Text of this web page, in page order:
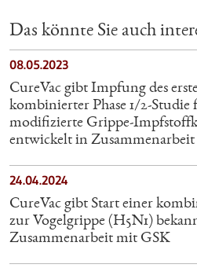
Das könnte Sie auch
08.05.2023
CureVac gibt Impfung des
kombinierter Phase 1/2-
modifizierte Grippe-
entwickelt in
24.04.2024
CureVac gibt Start einer
zur Vogelgrippe (H5N1)
Zusammenarbeit mit GSK